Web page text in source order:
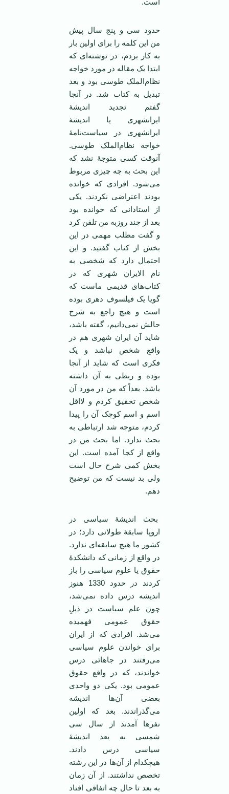
است.
حدود سی و پنج سال پیش
من این کلمه را برای اولین بار
به کار بردم، در نوشته‌ای که
ابتدا یک مقاله در مورد خواجه
نظام‌الملک طوسی بود و بعد
تبدیل به کتاب شد. در آنجا
گفتم تجدید اندیشۀ
ایرانشهری یا اندیشۀ
ایرانشهری در سیاست‌نامۀ
خواجه نظام‌الملک طوسی.
آنوقت کسی متوجۀ نشد که
این بحث به چه چیزی مربوط
می‌شود. افرادی که خوانده
بودند اعتراضی نکردند. یکی
از استادانی که خوانده بود
بعد از چند روزبه من تلفن کرد
و گفت مطلب مهمی در این
بخش از کتاب گفتید. و این
احتمال دارد که شخصی به
نام الایران شهری که در
کتاب‌های قدیمی ماست که
گویا یک فیلسوفِ دهری بوده
است و هیچ راجع به شرح
حالش نمی‌دانیم، گفته باشد،
شاید آن ایران شهری هم در
واقع شخص نباشد و یک
فکری است که شاید از آنجا
بوده و ربطی به آن داشته
باشد. بعداً که من در مورد آن
شخص تحقیق کردم و لااقل
اسم و اسم کوچک آن را پیدا
کردم، متوجه شد ارتباطی به
بحث ندارد. اما بحث من در
واقع از کجا آمده است. این
بخش کمی شرح حال است
ولی بد نیست که من توضیح
دهم.
بحث اندیشۀ سیاسی در
اروپا سابقۀ طولانی دارد؛ در
کشور ما هیچ سابقه‌ای ندارد.
در واقع از زمانی که دانشکدۀ
حقوق یا علوم سیاسی را باز
کردند در حدود 1330 هنوز
اندیشه درس داده نمی‌شد،
چون علم سیاست در ذیلِ
حقوق عمومی فهمیده
می‌شد. افرادی که از ایران
برای خواندن علوم سیاسی
می‌رفتند در جاهائی درس
خواندند، که در واقع حقوق
عمومی بود. یکی دو واحدی
بعضی آن‌ها اندیشه
می‌گذراندند. بعد که اولین
نفرها آمدند از سال سی
شمسی به بعد اندیشۀ
سیاسی درس دادند.
هیچکدام از آن‌ها در این رشته
تخصص نداشتند. از آن زمان
به بعد تا حال چه اتفاقی افتاد